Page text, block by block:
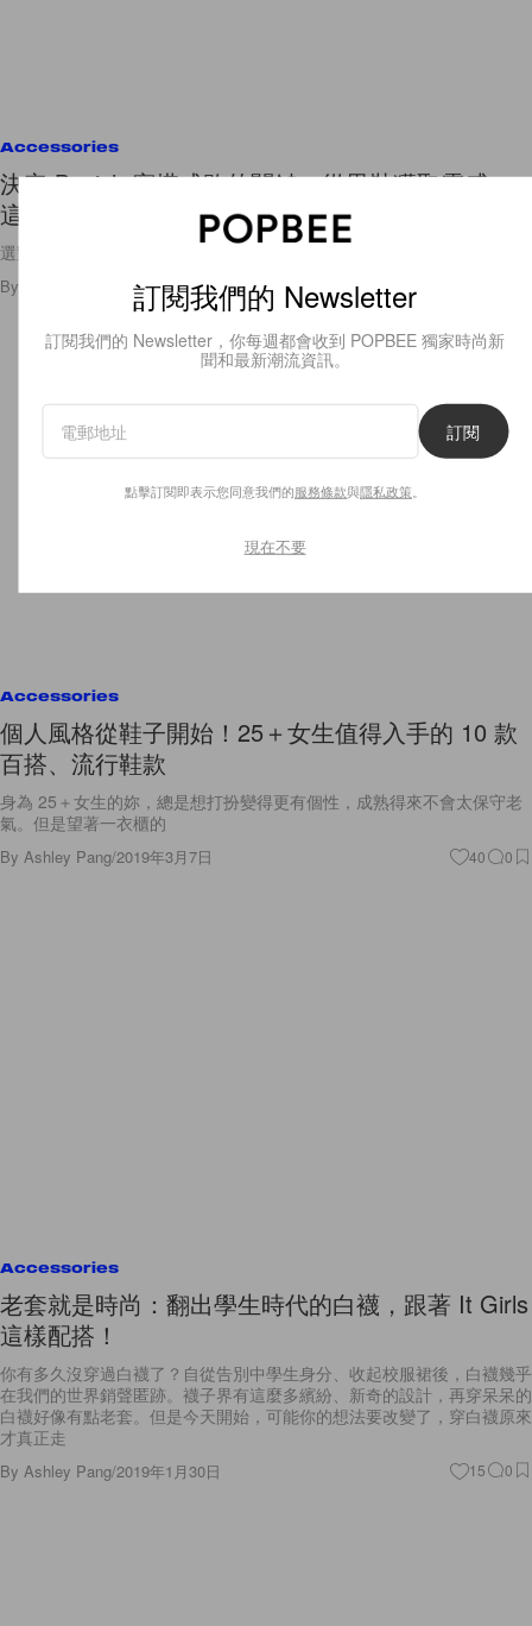
Accessories
決定 Boyish 穿搭成敗的關鍵：從男裝獲取靈感，
這 5 大鞋款才是必備！
選對款式，細節也不能忽視！
By 2019年7月12日
Accessories
個人風格從鞋子開始！25＋女生值得入手的 10 款
百搭、流行鞋款
身為 25＋女生的妳，總是想打扮變得更有個性，成熟得來不會太保守老
氣。但是望著一衣櫃的
By Ashley Pang/2019年3月7日 40 0
Accessories
老套就是時尚：翻出學生時代的白襪，跟著 It Girls
這樣配搭！
你有多久沒穿過白襪了？自從告別中學生身分、收起校服裙後，白襪幾乎
在我們的世界銷聲匿跡。襪子界有這麼多繽紛、新奇的設計，再穿呆呆的
白襪好像有點老套。但是今天開始，可能你的想法要改變了，穿白襪原來
才真正走
By Ashley Pang/2019年1月30日 15 0
訂閱我們的 Newsletter
訂閱我們的 Newsletter，你每週都會收到 POPBEE 獨家時尚新
聞和最新潮流資訊。
訂閱
點擊訂閱即表示您同意我們的服務條款與隱私政策
現在不要